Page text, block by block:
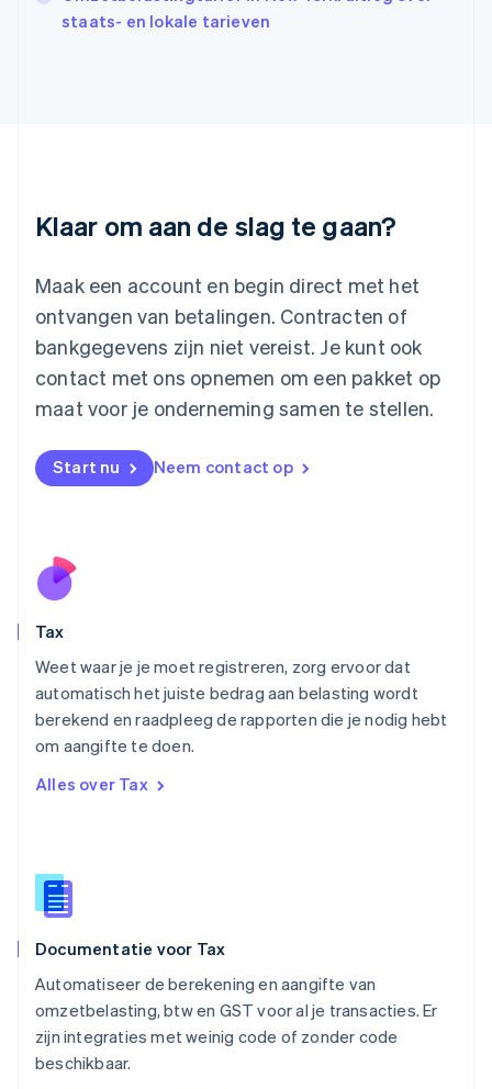
staats- en lokale tarieven
Klaar om aan de slag te gaan?
Maak een account en begin direct met het
ontvangen van betalingen. Contracten of
bankgegevens zijn niet vereist. Je kunt ook
contact met ons opnemen om een pakket op
maat voor je onderneming samen te stellen.
Start nu Neem contact op
Tax
Weet waar je je moet registreren, zorg ervoor dat
automatisch het juiste bedrag aan belasting wordt
berekend en raadpleeg de rapporten die je nodig hebt
om aangifte te doen.
Alles over Tax
Documentatie voor Tax
Automatiseer de berekening en aangifte van
omzetbelasting, btw en GST voor al je transacties. Er
zijn integraties met weinig code of zonder code
beschikbaar.
Italië
Litouwen
Luxemburg
Maleisië
English简体中文
Malta
English
Mexico
Nederland
NederlandsEnglish
English
Oostenrijk
English
Portugal
English
Roemenië
English
Singapore
English 简体中文
English
Spanje
Thailand
ไทยEnglish
Tsjechië
Vasteland van China
简体中文English